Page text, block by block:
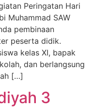
Peringatan Hari
Muhammad SAW
pembinaan
peserta didik.
kelas XI, bapak
dan berlangsung
[…]
3